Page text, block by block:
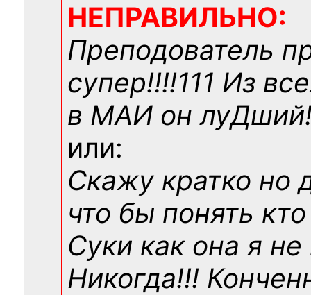
НЕПРАВИЛЬНО:
Преподователь
супер!!!!111 Из
в МАИ он
или:
Скажу кратко но
что бы понять
Суки как она я не
Никогда!!!